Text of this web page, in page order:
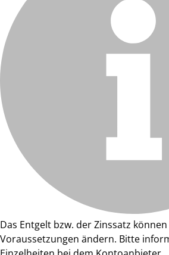
Das Entgelt bzw. der Zinssatz
Voraussetzungen ändern. Bitte